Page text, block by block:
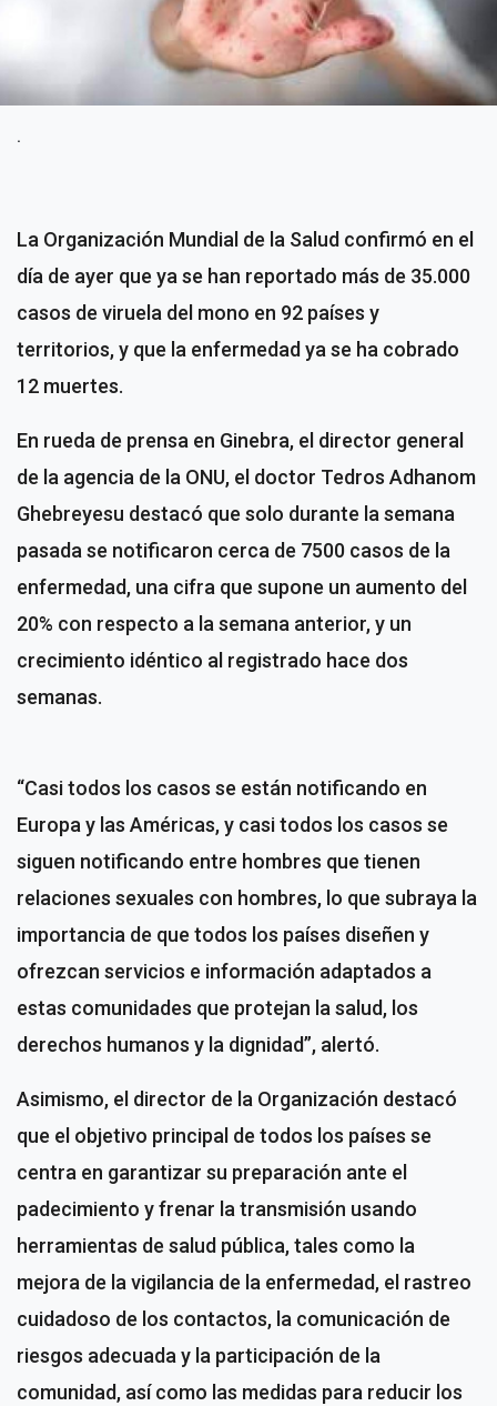
.
La Organización Mundial de la Salud confirmó en el
día de ayer que ya se han reportado más de 35.000
casos de viruela del mono en 92 países y
territorios, y que la enfermedad ya se ha cobrado
12 muertes.
En rueda de prensa en Ginebra, el director general
de la agencia de la ONU, el doctor Tedros Adhanom
Ghebreyesu destacó que solo durante la semana
pasada se notificaron cerca de 7500 casos de la
enfermedad, una cifra que supone un aumento del
20% con respecto a la semana anterior, y un
crecimiento idéntico al registrado hace dos
semanas.
“Casi todos los casos se están notificando en
Europa y las Américas, y casi todos los casos se
siguen notificando entre hombres que tienen
relaciones sexuales con hombres, lo que subraya la
importancia de que todos los países diseñen y
ofrezcan servicios e información adaptados a
estas comunidades que protejan la salud, los
derechos humanos y la dignidad”, alertó.
Asimismo, el director de la Organización destacó
que el objetivo principal de todos los países se
centra en garantizar su preparación ante el
padecimiento y frenar la transmisión usando
herramientas de salud pública, tales como la
mejora de la vigilancia de la enfermedad, el rastreo
cuidadoso de los contactos, la comunicación de
riesgos adecuada y la participación de la
comunidad, así como las medidas para reducir los